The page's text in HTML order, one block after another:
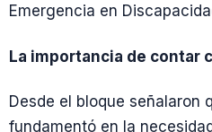
Emergencia en
La importancia de contar
Desde el bloque señalaron
fundamentó en la